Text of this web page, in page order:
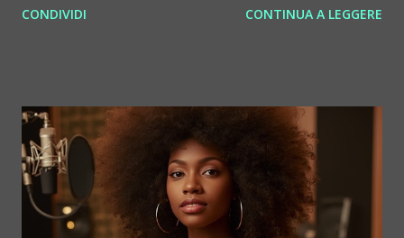
un dinner show con Bianca Atzei al The Beach Luxury e si
Al The Beach Luxury Club il 2 aprile prende vita Fuego,
dinner show scatenato interpretato dal corpo di ballo di
The Beach. La Bahia Terrace di Domina Coral Bay, che
ospita The Beach (da sempre comunque aperto anche ad
ospiti esterni), diventa il palco perfetto per uno spettacolo
CONDIVIDI CONTINUA A LEGGERE